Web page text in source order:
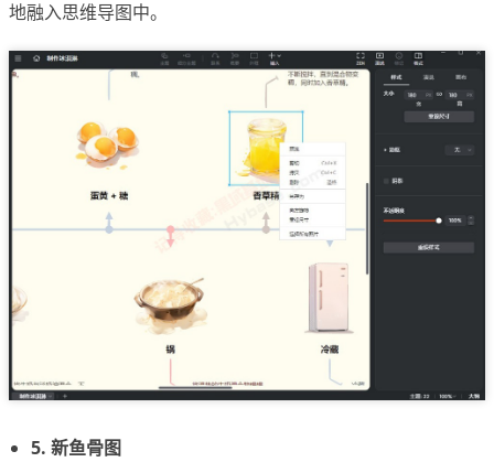
地融入思维导图中。
5. 新鱼骨图